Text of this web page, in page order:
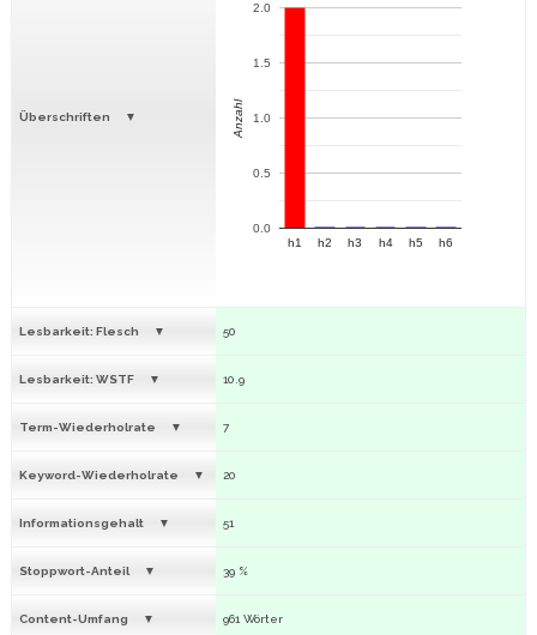
Überschriften
h1 h2 h3 h4 h5 h6
0.0
0.5
1.0
1.5
2.0
Anzahl
Lesbarkeit: Flesch 50
Lesbarkeit: WSTF 10.9
Term-Wiederholrate 7
Keyword-Wiederholrate 20
Informationsgehalt 51
Stoppwort-Anteil 39 %
Content-Umfang 961 Wörter